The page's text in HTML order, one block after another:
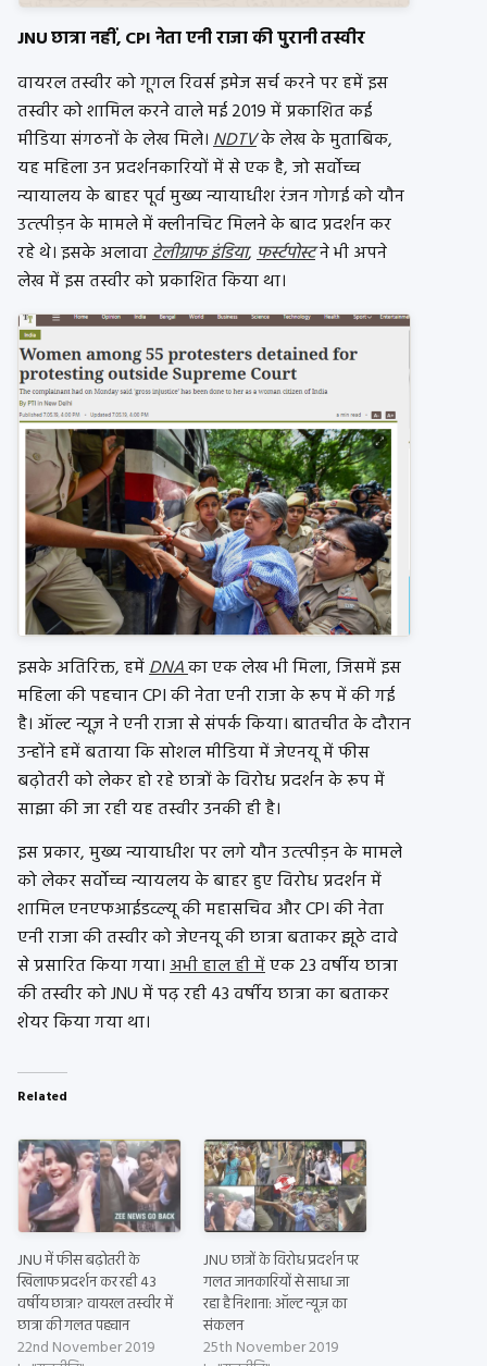
JNU छात्रा नहीं, CPI नेता एनी राजा की पुरानी तस्वीर
वायरल तस्वीर को गूगल रिवर्स इमेज सर्च करने पर हमें इस
तस्वीर को शामिल करने वाले मई 2019 में प्रकाशित कई
मीडिया संगठनों के लेख मिले।NDTVके लेख के मुताबिक,
यह महिला उन प्रदर्शनकारियों में से एक है, जो सर्वोच्च
न्यायालय के बाहर पूर्व मुख्य न्यायाधीश रंजन गोगई को यौन
उत्त्पीड़न के मामले में क्लीनचिट मिलने के बाद प्रदर्शन कर
रहे थे। इसके अलावाटेलीग्राफ इंडिया,फर्स्टपोस्टने भी अपने
लेख में इस तस्वीर को प्रकाशित किया था।
इसके अतिरिक्त, हमेंDNAका एक लेख भी मिला, जिसमें इस
महिला की पहचान CPI की नेता एनी राजा के रूप में की गई
है। ऑल्ट न्यूज़ ने एनी राजा से संपर्क किया। बातचीत के दौरान
उन्होंने हमें बताया कि सोशल मीडिया में जेएनयू में फीस
बढ़ोतरी को लेकर हो रहे छात्रों के विरोध प्रदर्शन के रूप में
साझा की जा रही यह तस्वीर उनकी ही है।
इस प्रकार, मुख्य न्यायाधीश पर लगे यौन उत्त्पीड़न के मामले
को लेकर सर्वोच्च न्यायलय के बाहर हुए विरोध प्रदर्शन में
शामिल एनएफआईडव्ल्यू की महासचिव और CPI की नेता
एनी राजा की तस्वीर को जेएनयू की छात्रा बताकर झूठे दावे
से प्रसारित किया गया।अभी हाल ही मेंएक 23 वर्षीय छात्रा
की तस्वीर को JNU में पढ़ रही 43 वर्षीय छात्रा का बताकर
शेयर किया गया था।
Related
JNU में फीस बढ़ोतरी के
खिलाफ प्रदर्शन कर रही 43
वर्षीय छात्रा? वायरल तस्वीर में
छात्रा की गलत पहचान
22nd November 2019
JNU छात्रों के विरोध प्रदर्शन पर
गलत जानकारियों से साधा जा
रहा है निशाना: ऑल्ट न्यूज़ का
संकलन
25th November 2019